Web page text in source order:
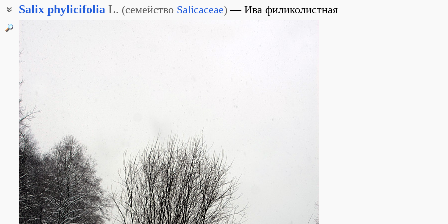
Salix phylicifolia L. (семейство Salicaceae) Ива филиколистная
Ива двуцветная